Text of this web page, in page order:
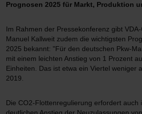
Prognosen 2025 für Markt, Produktion
Im Rahmen der Pressekonferenz gibt VDA-
Manuel Kallweit zudem die wichtigsten
2025 bekannt: "Für den deutschen Pkw-
mit einem leichten Anstieg von 1 Prozent
Einheiten. Das ist etwa ein Viertel weniger
2019.
Die CO2-Flottenregulierung erfordert auch